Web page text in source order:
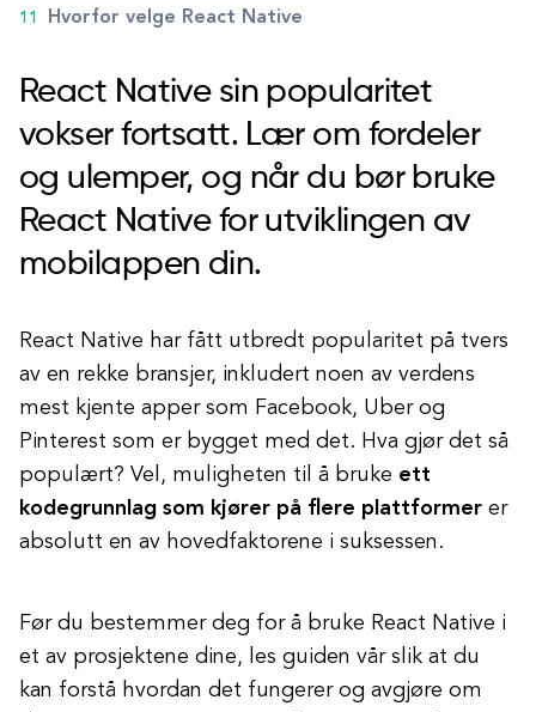
Hvorfor velge React Native
React Native sin popularitet
vokser fortsatt. Lær om fordeler
og ulemper, og når du bør bruke
React Native for utviklingen av
mobilappen din.
React Native har fått utbredt popularitet på tvers
av en rekke bransjer, inkludert noen av verdens
mest kjente apper som Facebook, Uber og
Pinterest som er bygget med det. Hva gjør det så
populært? Vel, muligheten til å bruke ett
kodegrunnlag som kjører på flere plattformer er
absolutt en av hovedfaktorene i suksessen.
Før du bestemmer deg for å bruke React Native i
et av prosjektene dine, les guiden vår slik at du
kan forstå hvordan det fungerer og avgjøre om